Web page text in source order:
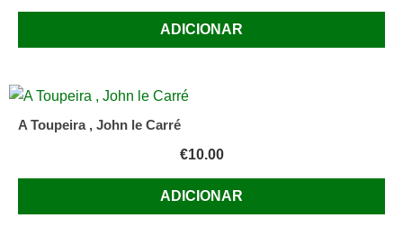
ADICIONAR
A Toupeira , John le Carré
€10.00
ADICIONAR